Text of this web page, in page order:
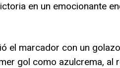
en un emocionante
el marcador con un
gol como azulcrema, al